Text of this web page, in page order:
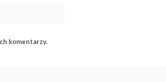
komentarzy.